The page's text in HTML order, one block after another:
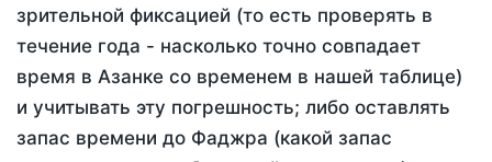
зрительной фиксацией (то есть проверять в
течение года - насколько точно совпадает
время в Азанке со временем в нашей таблице)
и учитывать эту погрешность; либо оставлять
запас времени до Фаджра (какой запас